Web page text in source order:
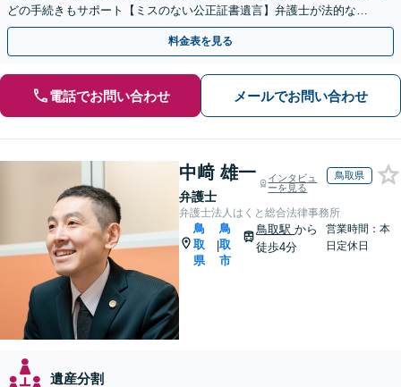
どの手続きもサポート【ミスのない公正証書遺言】弁護士が法的な観
点から遺言書を作成します。
料金表を見る
電話でお問い合わせ メールでお問い合わせ
中﨑 雄一
弁護士
インタビュ
ーを見る
鳥取県
弁護士法人はくと総合法律事務所
鳥
取
県
|
鳥
取
市
鳥取駅から
徒歩4分
営業時間：本
日定休日
遺産分割